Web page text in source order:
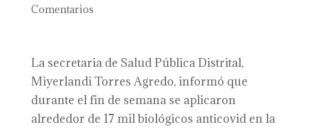
Comentarios
La secretaria de Salud Pública Distrital,
Miyerlandi Torres Agredo, informó que
durante el fin de semana se aplicaron
alrededor de 17 mil biológicos anticovid en la